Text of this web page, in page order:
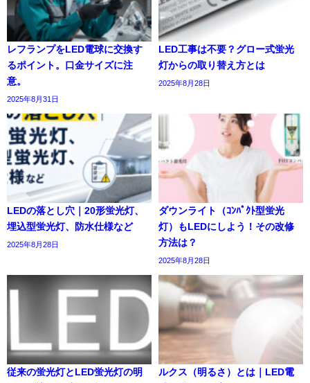
レフランプをLED電球に交換す
るポイント。口金サイズに注
意。
2025年8月31日
LED工事は不要？グロー式蛍光
灯からの取り替え方とは
2025年8月28日
LEDの落とし穴｜20形蛍光灯、
埋込型蛍光灯、防水仕様など
2025年8月28日
ダウンライト（ｺﾝﾊﾟｸﾄ型蛍光
灯）もLEDにしよう！その改修
方法は？
2025年8月28日
従来の蛍光灯とLED蛍光灯の明
ルクス（明るさ）とは｜LED電